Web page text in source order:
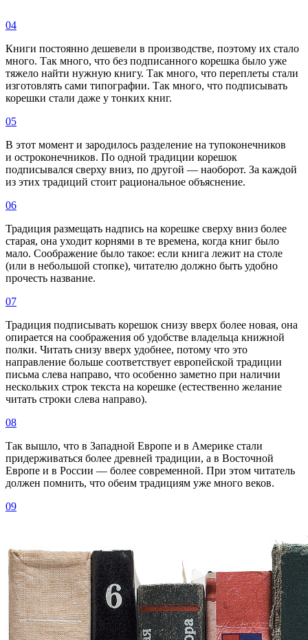
04
Книги постоянно дешевели в производстве, поэтому их стало
много. Так много, что без подписанного корешка было уже
тяжело найти нужную книгу. Так много, что переплеты стали
изготовлять сами типографии. Так много, что подписывать
корешки стали даже у тонких книг.
05
В этот момент и зародилось разделение на тупоконечников
и остроконечников. По одной традиции корешок
подписывался сверху вниз, по другой — наоборот. За каждой
из этих традиций стоит рациональное объяснение.
06
Традиция размещать надпись на корешке сверху вниз более
старая, она уходит корнями в те времена, когда книг было
мало. Соображение было такое: если книга лежит на столе
(или в небольшой стопке), читателю должно быть удобно
прочесть название.
07
Традиция подписывать корешок снизу вверх более новая, она
опирается на соображения об удобстве владельца книжной
полки. Читать снизу вверх удобнее, потому что это
направление больше соответствует европейской традиции
письма слева направо, что особенно заметно при наличии
нескольких строк текста на корешке (естественно желание
читать строки слева направо).
08
Так вышло, что в Западной Европе и в Америке стали
придерживаться более древней традиции, а в Восточной
Европе и в России — более современной. При этом читатель
должен помнить, что обеим традициям уже много веков.
09